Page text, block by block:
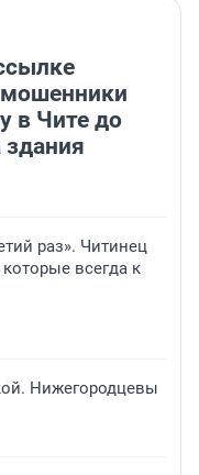
в Чите до
раз». Читинец
всегда к
Нижегородцевы